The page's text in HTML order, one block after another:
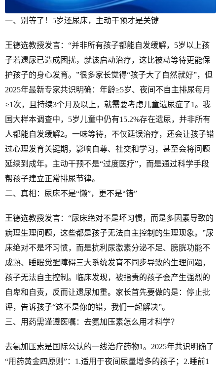
一、别等了！5岁还尿床，主动干预才是关键
王德选教授发言：“并非所有孩子都能自发缓解，5岁以上孩
子若遗尿已造成困扰，就该启动治疗，这比被动等待更能保
护孩子的身心发育。”很多家长觉得“孩子大了自然就好”，但
2025年最新专家共识明确：年龄≥5岁、夜间不自主排尿每月
≥1次，且持续3个月及以上，就需要考虑儿童遗尿症了1。我
国大样本调查中，5岁儿童中仍有15.2%存在遗尿，并非所有
人都能自发缓解2。一味等待，不仅延误治疗，还会让孩子错
过心理发育关键期，影响自尊、社交和学习，甚至会将问题
延续到成年。主动干预不是“过度医疗”，而是通过科学手段
帮孩子建立正常排尿节律。
二、真相：尿床不是“懒”，更不是“错”
王德选教授发言：“尿床绝对不是坏习惯，而是多因素导致的
病理生理问题，这些都是孩子无法自主控制的生理现象。”尿
床绝对不是坏习惯，而是抗利尿激素分泌不足、膀胱功能不
成熟、睡眠觉醒障碍三大系统发育不同步导致的生理问题，
孩子无法自主控制。临床发现，被指责的孩子会产生强烈的
自卑和自责，反而让遗尿加重。家长首先要做的是：停止批
评，告诉孩子“这不是你的错，我们一起解决”。
三、用药需谨遵医嘱：去氨加压素怎么用才科学？
去氨加压素是国际公认的一线治疗药物1。2025年共识明确了
“用药黄金四原则”：1.适用于夜间尿量增多的孩子；2.睡前1